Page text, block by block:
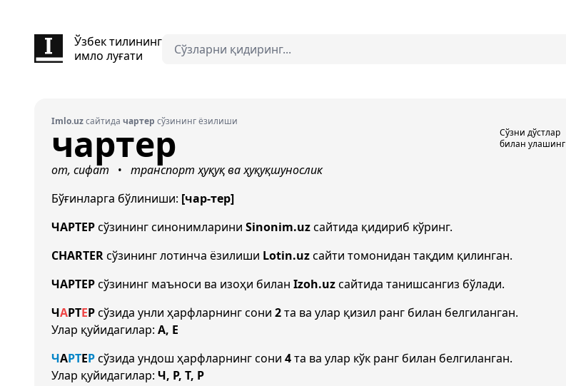
Ўзбек тилининг
имло луғати
Imlo.uzсайтида чартер сўзининг ёзилиши
чартер
Сўзни дўстлар
билан улашинг
от, сифат • транспорт ҳуқуқ ва ҳуқуқшунослик
Бўғинларга бўлиниши: [чар-тер]
ЧАРТЕРсўзининг синонимларини Sinonim.uzсайтида қидириб кўринг.
CHARTERсўзининг лотинча ёзилиши Lotin.uzсайти томонидан тақдим қилинган.
ЧАРТЕРсўзининг маъноси ва изоҳи билан Izoh.uzсайтида танишсангиз бўлади.
ЧАРТЕРсўзида унли ҳарфларнинг сони 2та ва улар қизил ранг билан белгиланган.
Улар қуйидагилар: А, Е
ЧАРТЕРсўзида ундош ҳарфларнинг сони 4та ва улар кўк ранг билан белгиланган.
Улар қуйидагилар: Ч, Р, Т, Р